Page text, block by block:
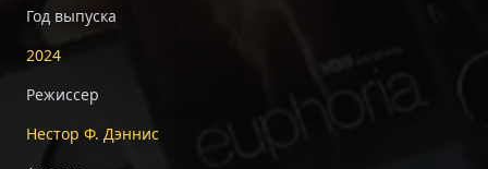
Год выпуска
2024
Режиссер
Нестор Ф. Дэннис